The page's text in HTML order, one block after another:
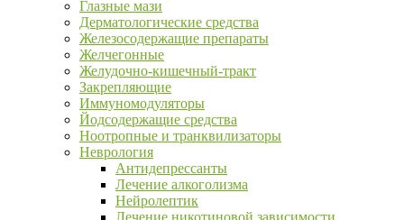
Глазные мази
Дерматологические средства
Железосодержащие препараты
Желчегонные
Желудочно-кишечный-тракт
Закрепляющие
Иммуномодуляторы
Йодсодержащие средства
Ноотропные и транквилизаторы
Неврология
Антидепрессанты
Лечение алкоголизма
Нейролептик